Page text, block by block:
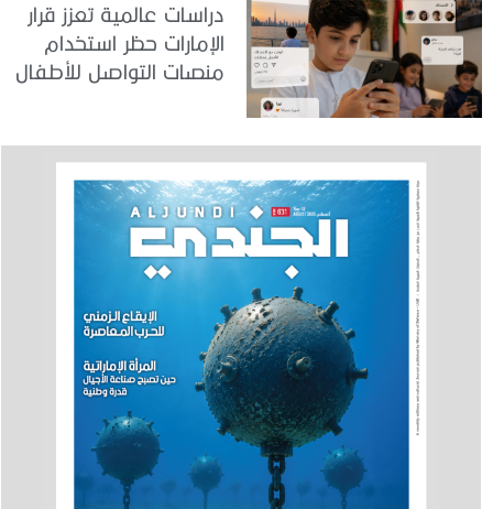
دراسات عالمية تعزز قرار
الإمارات حظر استخدام
منصات التواصل للأطفال